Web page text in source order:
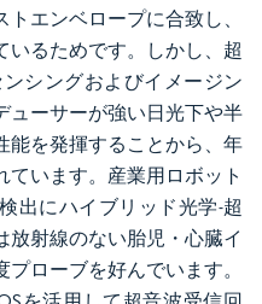
エンベロープに合致し、
いるためです。しかし、超
シングおよびイメージン
ューサーが強い日光下や半
能を発揮することから、年
ています。産業用ロボット
出にハイブリッド光学-超
射線のない胎児・心臓イ
ローブを好んでいます。